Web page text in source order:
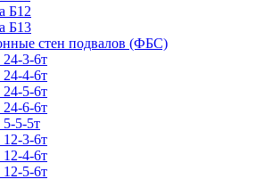
Б12
Б13
стен подвалов (ФБС)
3-6т
4-6т
5-6т
6-6т
5-5т
3-6т
4-6т
5-6т